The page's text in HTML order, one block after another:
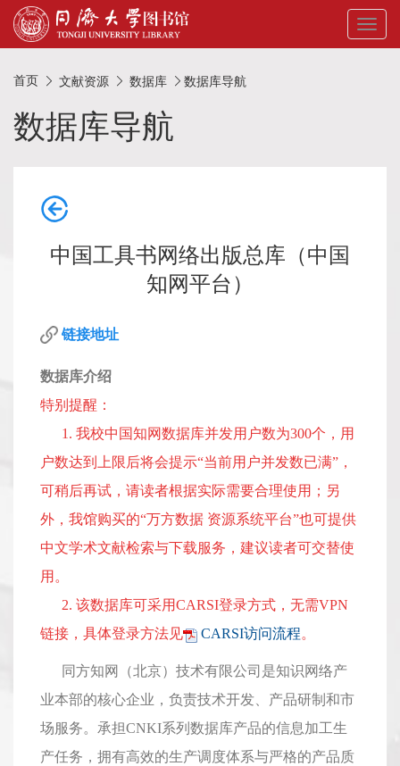
Toggle
首页 文献资源 数据库 数据库导航
数据库导航
中国工具书网络出版总库（中国
知网平台）
链接地址
数据库介绍
特别提醒：
1. 我校中国知网数据库并发用户数为300个，用
户数达到上限后将会提示“当前用户并发数已满”，
可稍后再试，请读者根据实际需要合理使用；另
外，我馆购买的“万方数据 资源系统平台”也可提供
中文学术文献检索与下载服务，建议读者可交替使
用。
2. 该数据库可采用CARSI登录方式，无需VPN
链接，具体登录方法见
CARSI访问流程。
同方知网（北京）技术有限公司是知识网络产
业本部的核心企业，负责技术开发、产品研制和市
场服务。承担CNKI系列数据库产品的信息加工生
产任务，拥有高效的生产调度体系与严格的产品质